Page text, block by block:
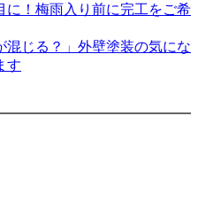
に！梅雨入り前に完工をご希
混じる？」外壁塗装の気にな
す